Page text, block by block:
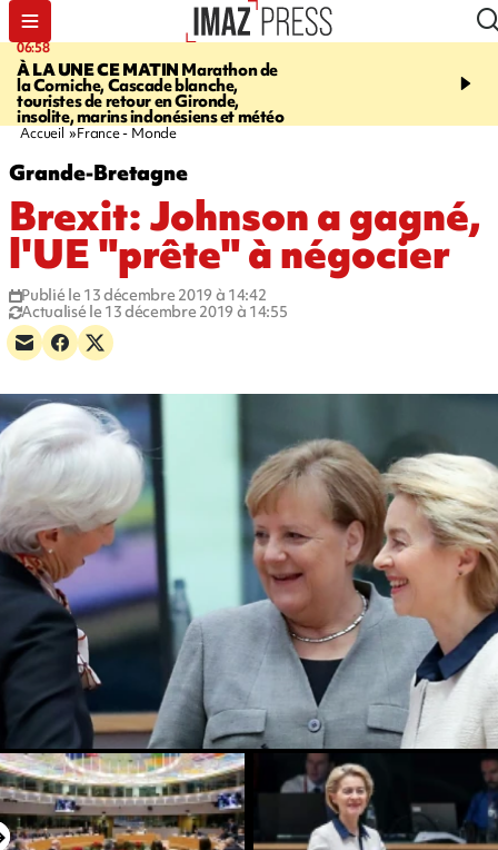
06:58
À LA UNE CE MATIN Marathon de
la Corniche, Cascade blanche,
touristes de retour en Gironde,
insolite, marins indonésiens et météo
09:14
touristes au Porge,
Accueil France - Monde
Grande-Bretagne
Brexit: Johnson a gagné,
l'UE "prête" à négocier
Publié le 13 décembre 2019 à 14:42
Actualisé le 13 décembre 2019 à 14:55